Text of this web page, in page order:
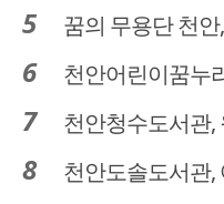
꿈의 무용단 천안, 전
천안어린이꿈누리터,
천안청수도서관, 원어민
천안도솔도서관, 여름방학